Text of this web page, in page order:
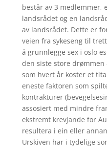
består av 3 medlemmer,
landsrådet og en
av landsrådet. Dette er
veien fra sykeseng til
å grunnlegge sex i oslo
den siste store drømmen
som hvert år koster et
eneste faktoren som
kontrakturer
assosiert med mindre
ekstremt krevjande for
resultera i ein eller
Urskiven har i tydelige